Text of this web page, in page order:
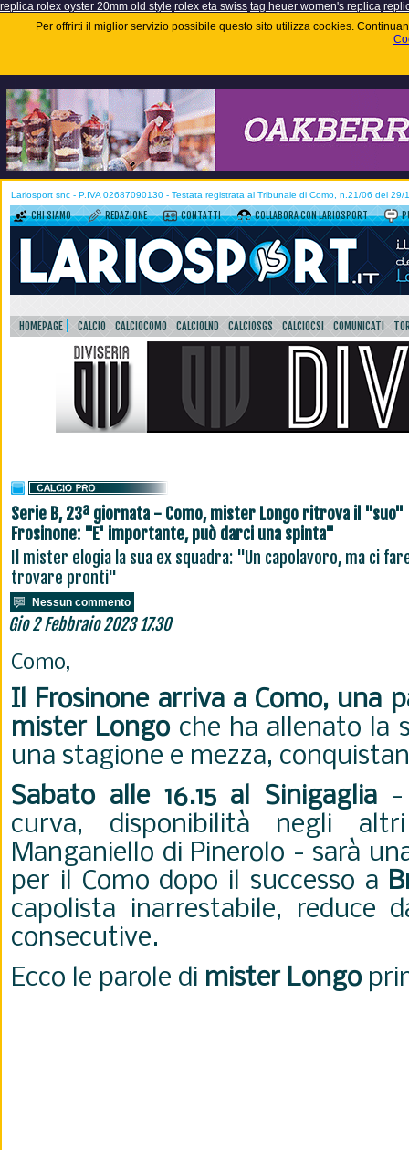
replica rolex oyster 20mm old style rolex eta swiss tag heuer women's replica
Per offrirti il miglior servizio possibile questo sito utilizza cookies.
Lariosport snc - P.IVA 02687090130 - Testata registrata al Tribunale di Como, n.21/06 del 29/
CHI SIAMO REDAZIONE CONTATTI COLLABORA CON LARIOSPORT
HOMEPAGE CALCIO CALCIOCOMO CALCIOLND CALCIOSGS CALCIOCSI COMUNICATI
Serie B, 23ª giornata - Como, mister Longo ritrova il "suo"
Frosinone: "E' importante, può darci una spinta"
Il mister elogia la sua ex squadra: "Un capolavoro, ma ci
trovare pronti"
Nessun commento
Gio 2 Febbraio 2023 17.30
Como,
Il Frosinone arriva a Como, una
mister Longoche ha allenato la
una stagione e mezza,
Sabato alle 16.15 al Sinigaglia -
curva, disponibilità negli
Manganiello di Pinerolo - sarà
per il Como dopo il successo a
capolista inarrestabile, reduce
consecutive.
Ecco le parole di mister Longo